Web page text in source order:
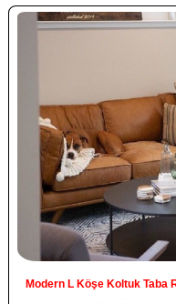
Modern L Köşe Koltuk Taba